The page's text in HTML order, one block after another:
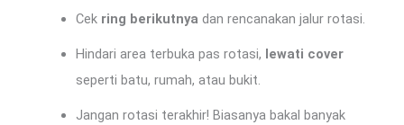
Cek ring berikutnya dan rencanakan jalur rotasi.
Hindari area terbuka pas rotasi, lewati cover
seperti batu, rumah, atau bukit.
Jangan rotasi terakhir! Biasanya bakal banyak